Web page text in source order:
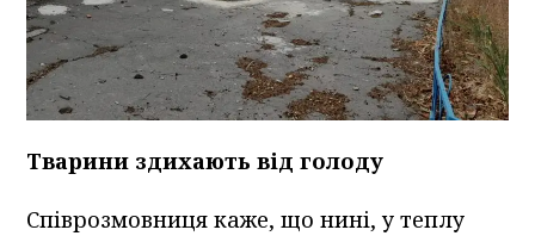
Тварини здихають від голоду
Співрозмовниця каже, що нині, у теплу